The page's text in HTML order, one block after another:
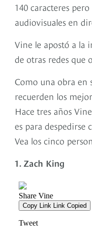
140 caracteres
audiovisuales en
Vine le apostó a la
de otras redes que
Como una obra en
recuerden los
Hace tres años
es para despedirse
Vea los cinco
1. Zach King